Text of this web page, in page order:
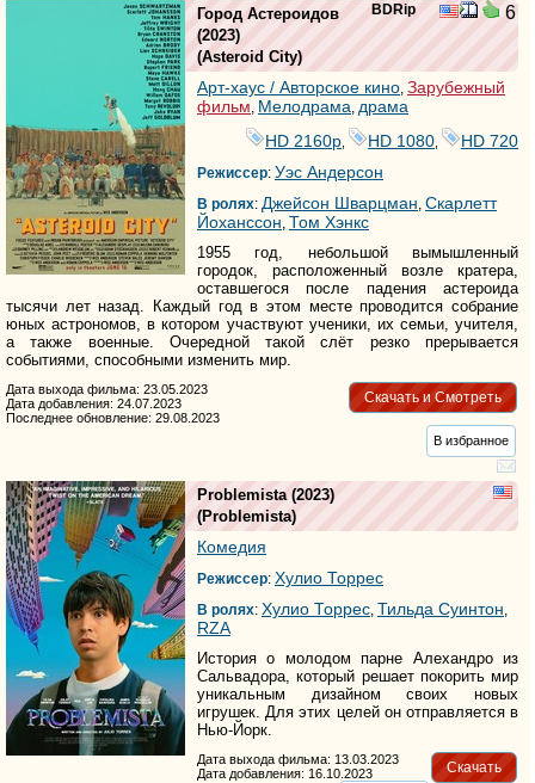
BDRip 6
Город Астероидов
(2023)
(Asteroid City)
Арт-хаус / Авторское кино, Зарубежный
фильм, Мелодрама, драма
HD 2160р, HD 1080, HD 720
Режиссер: Уэс Андерсон
В ролях: Джейсон Шварцман, Скарлетт
Йоханссон, Том Хэнкс
1955 год, небольшой вымышленный
городок, расположенный возле кратера,
оставшегося после падения астероида
тысячи лет назад. Каждый год в этом месте проводится собрание
юных астрономов, в котором участвуют ученики, их семьи, учителя,
а также военные. Очередной такой слёт резко прерывается
событиями, способными изменить мир.
Скачать и Смотреть
Дата выхода фильма: 23.05.2023
Дата добавления: 24.07.2023
Последнее обновление: 29.08.2023
В избранное
Problemista(2023)
(Problemista)
Комедия
Режиссер: Хулио Торрес
В ролях: Хулио Торрес, Тильда Суинтон,
RZA
История о молодом парне Алехандро из
Сальвадора, который решает покорить мир
уникальным дизайном своих новых
игрушек. Для этих целей он отправляется в
Нью-Йорк.
Скачать
Дата выхода фильма: 13.03.2023
Дата добавления: 16.10.2023